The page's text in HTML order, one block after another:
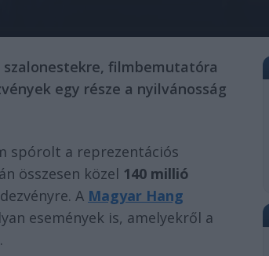
filmbemutatóra
egy része a nyilvánosság
spórolt a reprezentációs
összesen közel 140 millió
A Magyar Hang
események is, amelyekről a